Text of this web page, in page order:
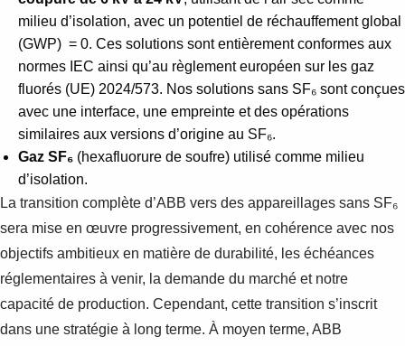
milieu d’isolation, avec un potentiel de réchauffement global
(GWP) = 0. Ces solutions sont entièrement conformes aux
normes IEC ainsi qu’au règlement européen sur les gaz
fluorés (UE) 2024/573. Nos solutions sans SF₆ sont conçues
avec une interface, une empreinte et des opérations
similaires aux versions d’origine au SF₆.
Gaz SF₆ (hexafluorure de soufre) utilisé comme milieu
d’isolation.
La transition complète d’ABB vers des appareillages sans SF₆
sera mise en œuvre progressivement, en cohérence avec nos
objectifs ambitieux en matière de durabilité, les échéances
réglementaires à venir, la demande du marché et notre
capacité de production. Cependant, cette transition s’inscrit
dans une stratégie à long terme. À moyen terme, ABB